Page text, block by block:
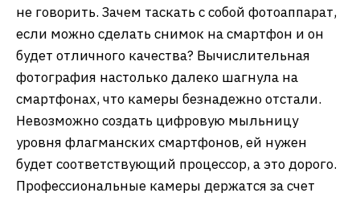
не говорить. Зачем таскать с собой фотоаппарат,
если можно сделать снимок на смартфон и он
будет отличного качества? Вычислительная
фотография настолько далеко шагнула на
смартфонах, что камеры безнадежно отстали.
Невозможно создать цифровую мыльницу
уровня флагманских смартфонов, ей нужен
будет соответствующий процессор, а это дорого.
Профессиональные камеры держатся за счет